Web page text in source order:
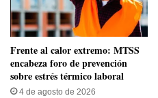
Frente al calor extremo: MTSS
encabeza foro de prevención
sobre estrés térmico laboral
4 de agosto de 2026